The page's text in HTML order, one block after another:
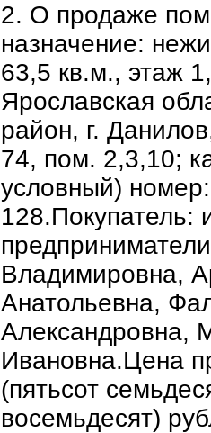
2. О продаже
назначение:
63,5 кв.м., этаж
Ярославская
район, г.
74, пом. 2,3,10;
условный)
128.Покупатель:
Владимировна,
Анатольевна,
Александровна,
Ивановна.Цена
(пятьсот
восемьдесят)